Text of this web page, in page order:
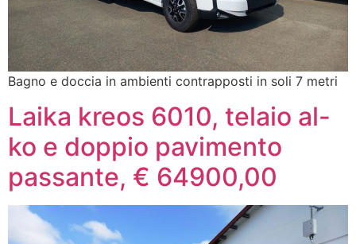
Bagno e doccia in ambienti contrapposti in soli 7 metri
Laika kreos 6010, telaio al-
ko e doppio pavimento
passante, € 64900,00